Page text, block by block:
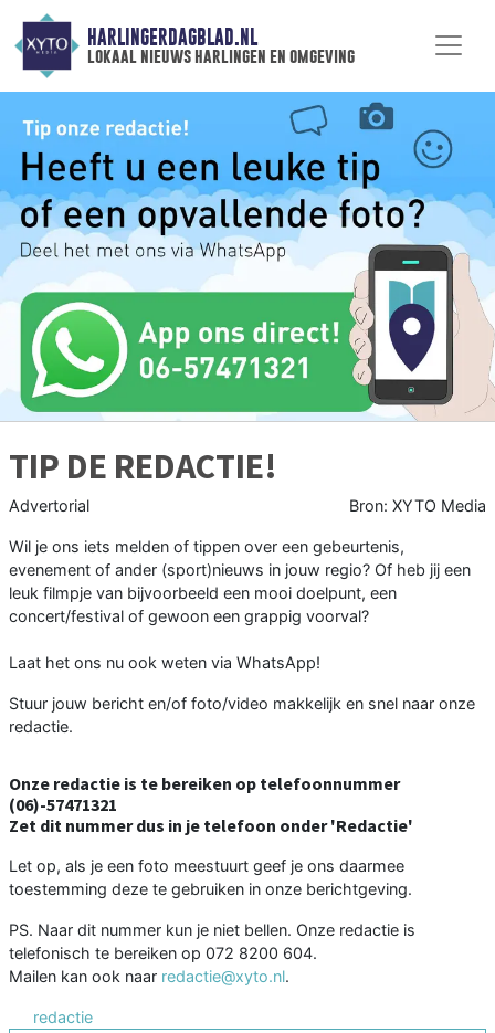
HARLINGERDAGBLAD.NL
lokaal nieuws harlingen en omgeving
TIP DE REDACTIE!
Advertorial Bron: XYTO Media
Wil je ons iets melden of tippen over een gebeurtenis,
evenement of ander (sport)nieuws in jouw regio? Of heb jij een
leuk filmpje van bijvoorbeeld een mooi doelpunt, een
concert/festival of gewoon een grappig voorval?
Laat het ons nu ook weten via WhatsApp!
Stuur jouw bericht en/of foto/video makkelijk en snel naar onze
redactie.
Onze redactie is te bereiken op telefoonnummer
(06)-57471321
Zet dit nummer dus in je telefoon onder 'Redactie'
Let op, als je een foto meestuurt geef je ons daarmee
toestemming deze te gebruiken in onze berichtgeving.
PS. Naar dit nummer kun je niet bellen. Onze redactie is
telefonisch te bereiken op 072 8200 604.
Mailen kan ook naar redactie@xyto.nl.
redactie